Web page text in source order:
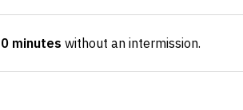
minutes without an intermission.